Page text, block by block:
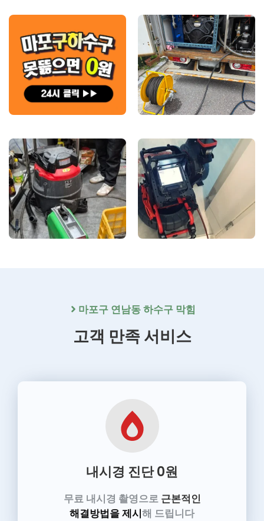
마포구 연남동 하수구 막힘
고객 만족 서비스
내시경 진단0원
무료 내시경 촬영으로 근본적인
해결방법을 제시해 드립니다